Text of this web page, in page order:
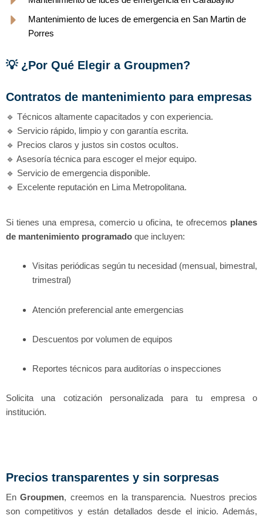
Mantenimiento de luces de emergencia en San Martin de
Porres
💡 ¿Por Qué Elegir a Groupmen?
Contratos de mantenimiento para empresas
🔹 Técnicos altamente capacitados y con experiencia.
🔹 Servicio rápido, limpio y con garantía escrita.
🔹 Precios claros y justos sin costos ocultos.
🔹 Asesoría técnica para escoger el mejor equipo.
🔹 Servicio de emergencia disponible.
🔹 Excelente reputación en Lima Metropolitana.
Si tienes una empresa, comercio u oficina, te ofrecemos planes
de mantenimiento programado que incluyen:
Visitas periódicas según tu necesidad (mensual, bimestral,
trimestral)
Atención preferencial ante emergencias
Descuentos por volumen de equipos
Reportes técnicos para auditorías o inspecciones
Solicita una cotización personalizada para tu empresa o
institución.
Precios transparentes y sin sorpresas
EnGroupmen, creemos en la transparencia. Nuestros precios
son competitivos y están detallados desde el inicio. Además,